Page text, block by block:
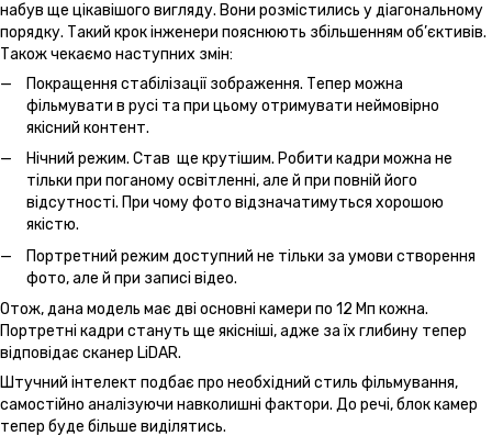
набув ще цікавішого вигляду. Вони розмістились у діагональному
порядку. Такий крок інженери пояснюють збільшенням об’єктивів.
Також чекаємо наступних змін:
Покращення стабілізації зображення. Тепер можна
фільмувати в русі та при цьому отримувати неймовірно
якісний контент.
Нічний режим. Став ще крутішим. Робити кадри можна не
тільки при поганому освітленні, але й при повній його
відсутності. При чому фото відзначатимуться хорошою
якістю.
Портретний режим доступний не тільки за умови створення
фото, але й при записі відео.
Отож, дана модель має дві основні камери по 12 Мп кожна.
Портретні кадри стануть ще якісніші, адже за їх глибину тепер
відповідає сканер LiDAR.
Штучний інтелект подбає про необхідний стиль фільмування,
самостійно аналізуючи навколишні фактори. До речі, блок камер
тепер буде більше виділятись.